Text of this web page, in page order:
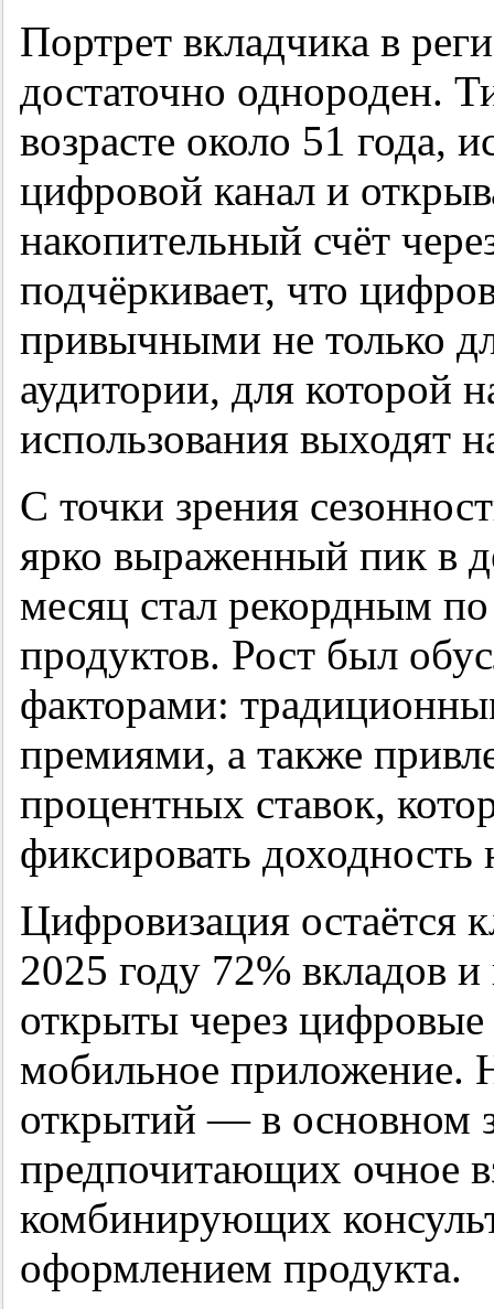
Портрет вкладчика в
достаточно однороден.
возрасте около 51 года,
цифровой канал и
накопительный счёт
подчёркивает, что
привычными не только
аудитории, для которой
использования выходят
С точки зрения
ярко выраженный пик в
месяц стал рекордным
продуктов. Рост был
факторами:
премиями, а также
процентных ставок,
фиксировать
Цифровизация остаётся
2025 году 72% вкладов
открыты через
мобильное приложение.
открытий — в основном
предпочитающих очное
комбинирующих
оформлением продукта.